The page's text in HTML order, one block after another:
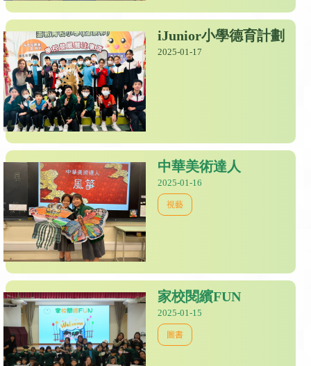
iJunior小學德育計劃
2025-01-17
中華美術達人
2025-01-16
視藝
家校閱繽FUN
2025-01-15
圖書